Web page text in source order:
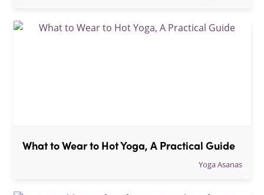
What to Wear to Hot Yoga, A Practical Guide
Yoga Asanas